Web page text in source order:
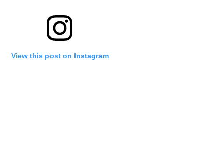
View this post on Instagram